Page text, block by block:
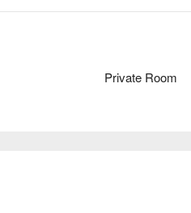
便的晚餐，还是想度过一个悠长
Private Room